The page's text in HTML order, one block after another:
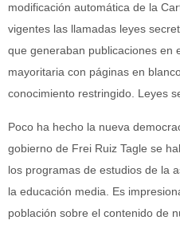
modificación automática de la
vigentes las llamadas leyes
que generaban publicaciones en
mayoritaria con páginas en
conocimiento restringido. Leyes
Poco ha hecho la nueva
gobierno de Frei Ruiz Tagle se
los programas de estudios de la
la educación media. Es
población sobre el contenido de